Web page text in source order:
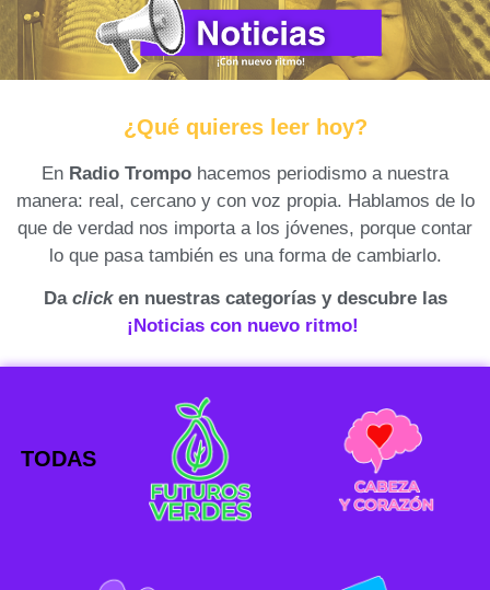
¿Qué quieres leer hoy?
En Radio Trompo hacemos periodismo a nuestra
manera: real, cercano y con voz propia. Hablamos de lo
que de verdad nos importa a los jóvenes, porque contar
lo que pasa también es una forma de cambiarlo.
Da clicken nuestras categorías y descubre las
¡Noticias con nuevo ritmo!
TODAS